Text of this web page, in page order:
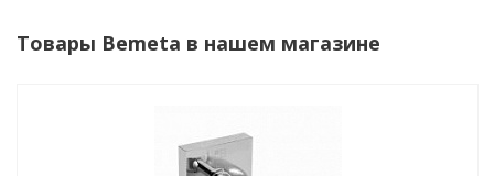
Товары Bemeta в нашем магазине